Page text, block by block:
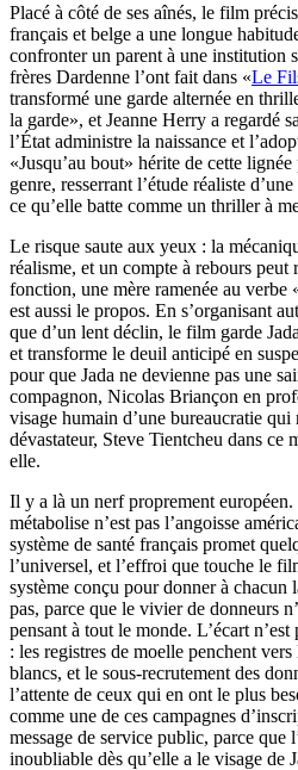
Placé à côté de ses aînés, le film
français et belge a une longue
confronter un parent à une institution
frères Dardenne l’ont fait dans «Le
transformé une garde alternée en
la garde», et Jeanne Herry a regardé
l’État administre la naissance et
«Jusqu’au bout» hérite de cette
genre, resserrant l’étude réaliste
ce qu’elle batte comme un thriller à
Le risque saute aux yeux : la
réalisme, et un compte à rebours peut
fonction, une mère ramenée au verbe
est aussi le propos. En s’organisant
que d’un lent déclin, le film garde
et transforme le deuil anticipé en
pour que Jada ne devienne pas une
compagnon, Nicolas Briançon en
visage humain d’une bureaucratie
dévastateur, Steve Tientcheu dans ce
elle.
Il y a là un nerf proprement
métabolise n’est pas l’angoisse
système de santé français promet
l’universel, et l’effroi que touche le
système conçu pour donner à chacun
pas, parce que le vivier de donneurs
pensant à tout le monde. L’écart
: les registres de moelle penchent
blancs, et le sous-recrutement des
l’attente de ceux qui en ont le plus
comme une de ces campagnes
message de service public, parce que
inoubliable dès qu’elle a le visage de